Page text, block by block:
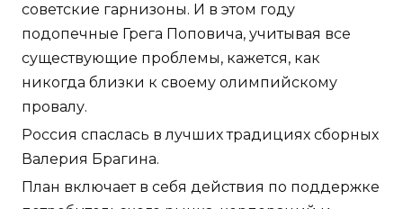
советские гарнизоны. И в этом году
подопечные Грега Поповича, учитывая все
существующие проблемы, кажется, как
никогда близки к своему олимпийскому
провалу.
Россия спаслась в лучших традициях сборных
Валерия Брагина.
План включает в себя действия по поддержке